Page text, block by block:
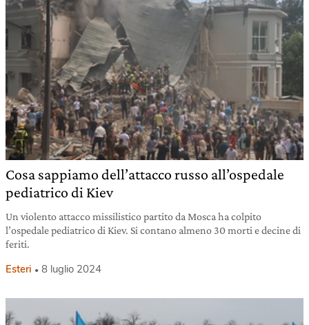
Cosa sappiamo dell’attacco russo all’ospedale
pediatrico di Kiev
Un violento attacco missilistico partito da Mosca ha colpito
l’ospedale pediatrico di Kiev. Si contano almeno 30 morti e decine di
feriti.
Esteri 8 luglio 2024